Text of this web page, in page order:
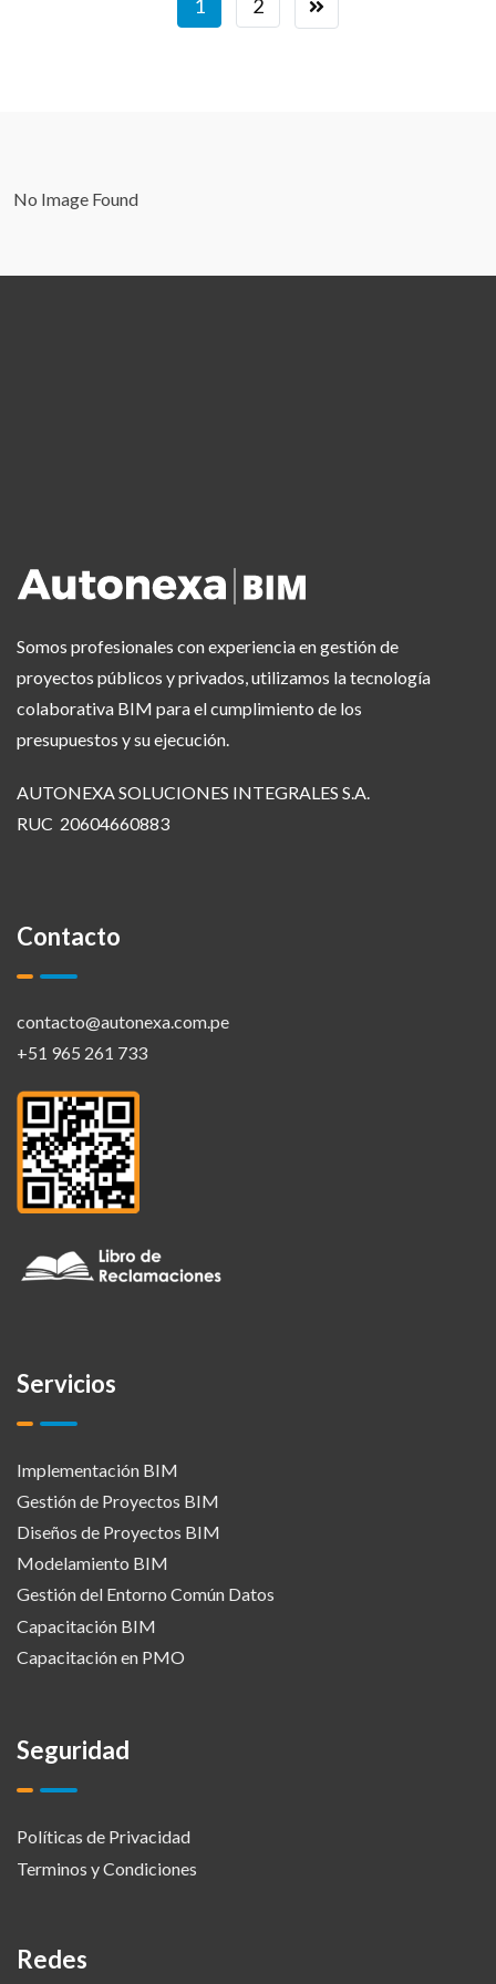
1 2
No Image Found
Somos profesionales con experiencia en gestión de
proyectos públicos y privados, utilizamos la tecnología
colaborativa BIM para el cumplimiento de los
presupuestos y su ejecución.
AUTONEXA SOLUCIONES INTEGRALES S.A.
RUC 20604660883
Contacto
contacto@autonexa.com.pe
+51 965 261 733
Servicios
Implementación BIM
Gestión de Proyectos BIM
Diseños de Proyectos BIM
Modelamiento BIM
Gestión del Entorno Común Datos
Capacitación BIM
Capacitación en PMO
Seguridad
Políticas de Privacidad
Terminos y Condiciones
Redes